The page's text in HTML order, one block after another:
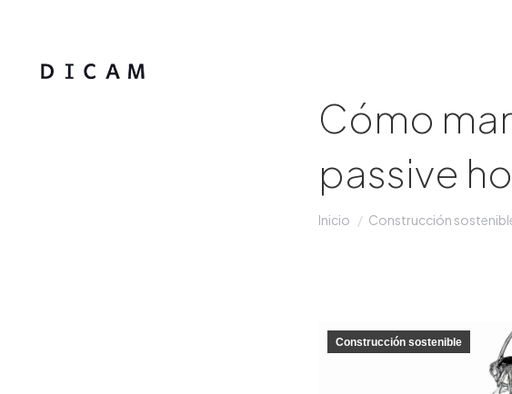
Cómo
passive
Estás aquí:
Inicio Construcción
Construcción sostenible